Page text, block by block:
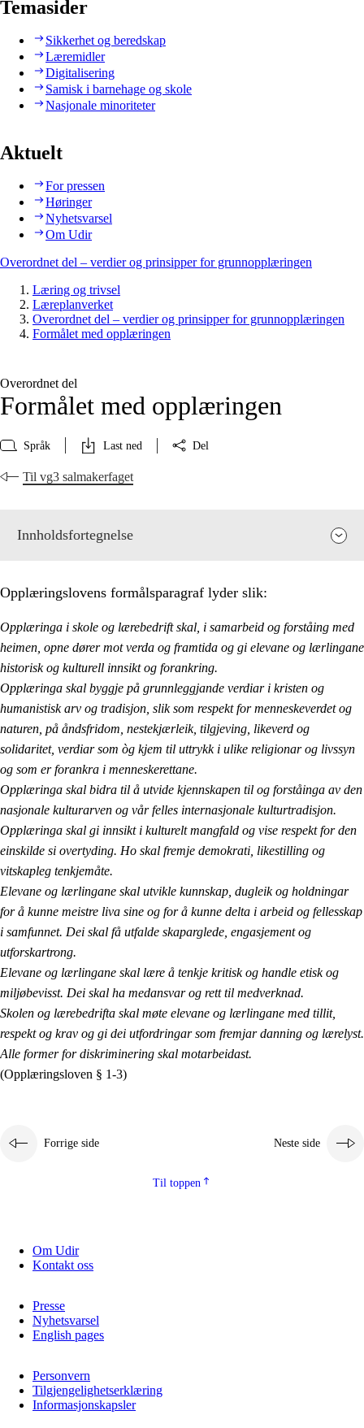
Temasider
Sikkerhet og beredskap
Læremidler
Digitalisering
Samisk i barnehage og skole
Nasjonale minoriteter
Aktuelt
For pressen
Høringer
Nyhetsvarsel
Om Udir
Overordnet del – verdier og prinsipper for grunnopplæringen
Læring og trivsel
Læreplanverket
Overordnet del – verdier og prinsipper for grunnopplæringen
Formålet med opplæringen
Overordnet del
Formålet med opplæringen
Språk Last ned Del
Til vg3 salmakerfaget
Innholdsfortegnelse
Opplæringslovens formålsparagraf lyder slik:
Opplæringa i skole og lærebedrift skal, i samarbeid og forståing med
heimen, opne dører mot verda og framtida og gi elevane og lærlingane
historisk og kulturell innsikt og forankring.
Opplæringa skal byggje på grunnleggjande verdiar i kristen og
humanistisk arv og tradisjon, slik som respekt for menneskeverdet og
naturen, på åndsfridom, nestekjærleik, tilgjeving, likeverd og
solidaritet, verdiar som òg kjem til uttrykk i ulike religionar og livssyn
og som er forankra i menneskerettane.
Opplæringa skal bidra til å utvide kjennskapen til og forståinga av den
nasjonale kulturarven og vår felles internasjonale kulturtradisjon.
Opplæringa skal gi innsikt i kulturelt mangfald og vise respekt for den
einskilde si overtyding. Ho skal fremje demokrati, likestilling og
vitskapleg tenkjemåte.
Elevane og lærlingane skal utvikle kunnskap, dugleik og holdningar
for å kunne meistre liva sine og for å kunne delta i arbeid og fellesskap
i samfunnet. Dei skal få utfalde skaparglede, engasjement og
utforskartrong.
Elevane og lærlingane skal lære å tenkje kritisk og handle etisk og
miljøbevisst. Dei skal ha medansvar og rett til medverknad.
Skolen og lærebedrifta skal møte elevane og lærlingane med tillit,
respekt og krav og gi dei utfordringar som fremjar danning og lærelyst.
Alle former for diskriminering skal motarbeidast.
(Opplæringsloven § 1-3)
Forrige side Neste side
Til toppen
Om Udir
Kontakt oss
Presse
Nyhetsvarsel
English pages
Personvern
Tilgjengelighetserklæring
Informasjonskapsler